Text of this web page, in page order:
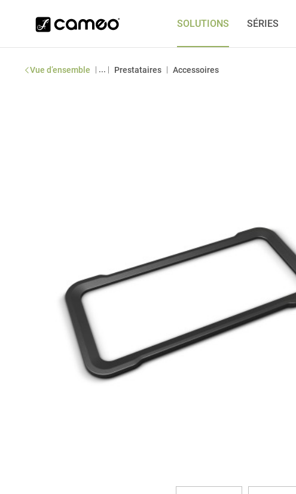
SOLUTIONS SÉRIES
Vue d’ensemble | ... | Prestataires | Accessoires